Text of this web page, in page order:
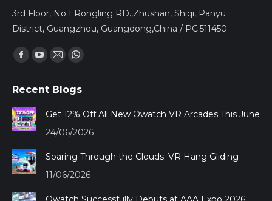
3rd Floor, No.1 Rongling RD.,Zhushan, Shiqi, Panyu
District, Guangzhou, Guangdong,China / PC:511450
Encuéntranos en:
Facebook
opens
in
new
YouTube
opens
in
Mail
opens
in
Whatsapp
opens
in
Recent Blogs
Get 12% Off All New Owatch VR Arcades This June
24/06/2026
Soaring Through the Clouds: VR Hang Gliding
11/06/2026